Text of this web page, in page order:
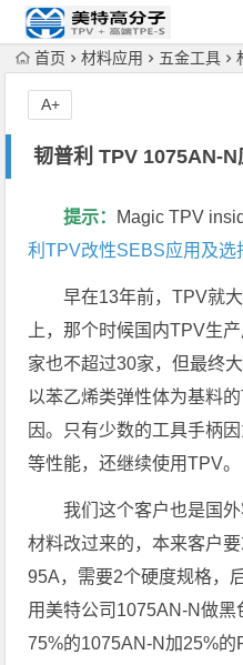
首页 材料应用 五金工具
韧普利 TPV 1075AN-
A+
提示： Magic TPV
利TPV改性SEBS应用及选
早在13年前，TPV就
上，那个时候国内TPV生
家也不超过30家，但最终
以苯乙烯类弹性体为基料
因。只有少数的工具手柄
等性能，还继续使用TPV。
我们这个客户也是国
材料改过来的，本来客户
95A，需要2个硬度规格，
用美特公司1075AN-N做黑
75%的1075AN-N加25%